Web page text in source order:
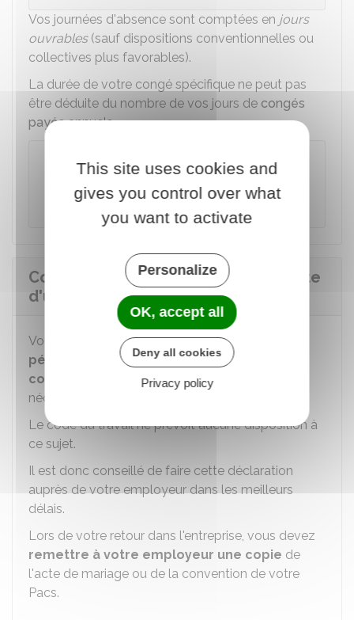
Vos journées d'absence sont comptées en jours
ouvrables(sauf dispositions conventionnelles ou
collectives plus favorables).
La durée de votre congé spécifique ne peut pas
être déduite du nombre de vos jours de congés
payésannuels.
Rappel
distincts, chacun donne droit au congé.
Comment prendre un congé à la suite
d'un Pacs ou d'un mariage ?
Vous pouvez prendre votre congé dans
période durant laquelle votre Pacs a été
conclu ou votre mariage a eu lieu
nécessairement le jour même.
Le code du travail ne prévoit aucune disposition à
ce sujet.
Il est donc conseillé de faire cette déclaration
auprès de votre employeur dans les meilleurs
délais.
Lors de votre retour dans l'entreprise, vous devez
remettre à votre employeur une copie de
l'acte de mariage ou de la convention de votre
Pacs.
This site uses cookies and
gives you control over what
you want to activate
Personalize
OK, accept all
Deny all cookies
Privacy policy